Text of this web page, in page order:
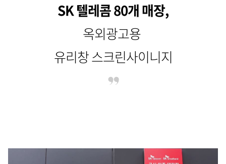
SK 텔레콤 80개 매장,
옥외광고용
유리창 스크린사이니지